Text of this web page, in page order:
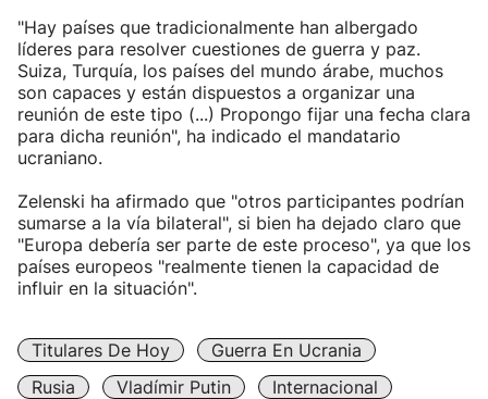
"Hay países que tradicionalmente han albergado
líderes para resolver cuestiones de guerra y paz.
Suiza, Turquía, los países del mundo árabe, muchos
son capaces y están dispuestos a organizar una
reunión de este tipo (...) Propongo fijar una fecha clara
para dicha reunión", ha indicado el mandatario
ucraniano.
Zelenski ha afirmado que "otros participantes podrían
sumarse a la vía bilateral", si bien ha dejado claro que
"Europa debería ser parte de este proceso", ya que los
países europeos "realmente tienen la capacidad de
influir en la situación".
Titulares De Hoy
Guerra En Ucrania
Rusia
Vladímir Putin Internacional